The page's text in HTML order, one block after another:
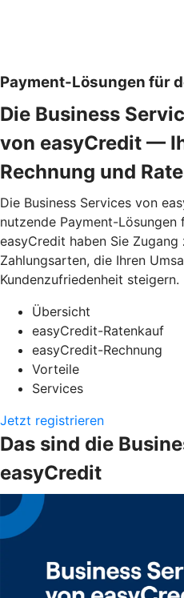
Payment-Lösungen für
Die Business
von easyCredit —
Rechnung und
Die Business Services von
nutzende Payment-Lösungen
easyCredit haben Sie
Zahlungsarten, die Ihren
Kundenzufriedenheit steigern.
Übersicht
easyCredit-Ratenkauf
easyCredit-Rechnung
Vorteile
Services
Jetzt registrieren
Das sind die
easyCredit